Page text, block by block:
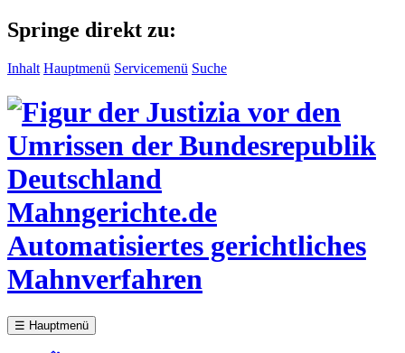
Springe direkt zu:
Inhalt Hauptmenü Servicemenü Suche
Mahngerichte.de
Automatisiertes gerichtliches
Mahnverfahren
☰ Hauptmenü